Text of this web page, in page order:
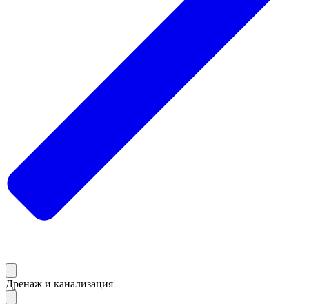
Дренаж и канализация